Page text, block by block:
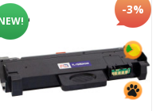
-3%